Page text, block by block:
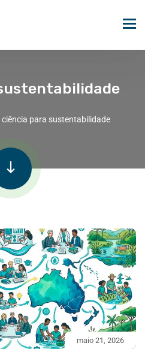
ciência para sustentabilidade
maio 21, 2026